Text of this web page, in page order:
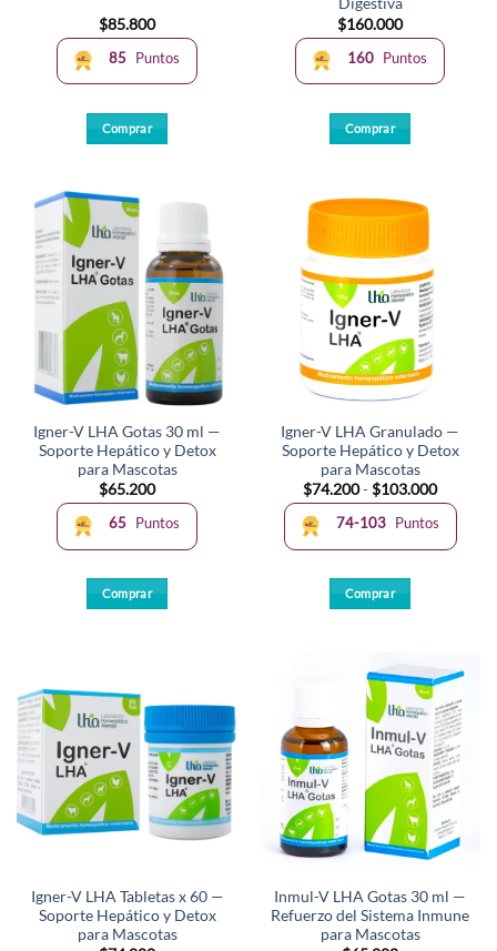
$85.800
85 Puntos
Comprar
Digestiva
$160.000
160 Puntos
Comprar
Igner-V LHA Gotas 30 ml —
Soporte Hepático y Detox
para Mascotas
$65.200
65 Puntos
Comprar
Igner-V LHA Granulado —
Soporte Hepático y Detox
para Mascotas
$74.200-$103.000Rango
de
precios:
desde
$74.200
74-103 Puntos
Comprar
múltiples
variantes.
Las
opciones
se
pueden
elegir
en
página
de
producto
Igner-V LHA Tabletas x 60 —
Soporte Hepático y Detox
para Mascotas
Inmul-V LHA Gotas 30 ml —
Refuerzo del Sistema Inmune
para Mascotas